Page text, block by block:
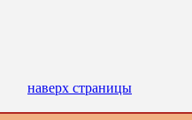
наверх страницы